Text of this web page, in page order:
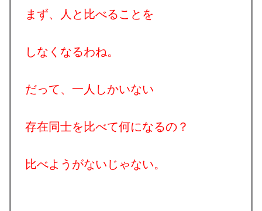
まず、人と比べることを
しなくなるわね。
だって、一人しかいない
存在同士を比べて何になるの？
比べようがないじゃない。